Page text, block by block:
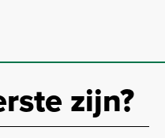
zijn?